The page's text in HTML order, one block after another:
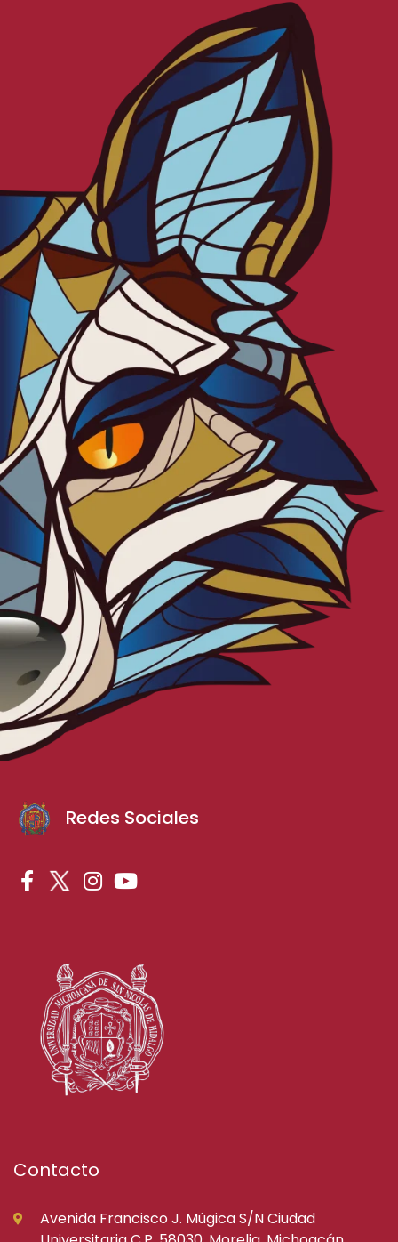
Redes Sociales
Contacto
Avenida Francisco J. Múgica S/N Ciudad